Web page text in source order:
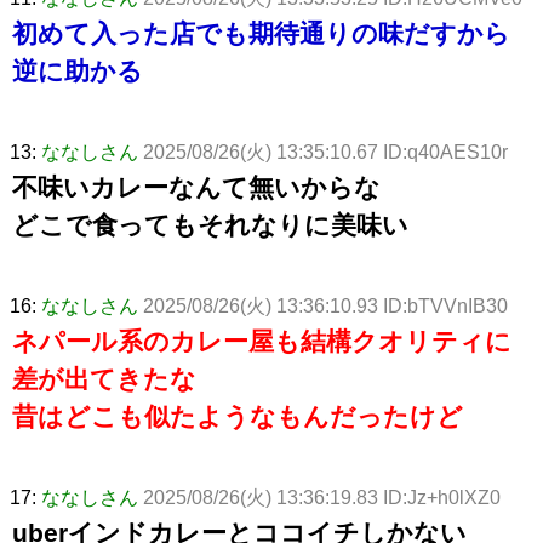
初めて入った店でも期待通りの味だすから
逆に助かる
13: ななしさん 2025/08/26(火) 13:35:10.67 ID:q40AES10r
不味いカレーなんて無いからな
どこで食ってもそれなりに美味い
16: ななしさん 2025/08/26(火) 13:36:10.93 ID:bTVVnIB30
ネパール系のカレー屋も結構クオリティに
差が出てきたな
昔はどこも似たようなもんだったけど
17: ななしさん 2025/08/26(火) 13:36:19.83 ID:Jz+h0lXZ0
uberインドカレーとココイチしかない